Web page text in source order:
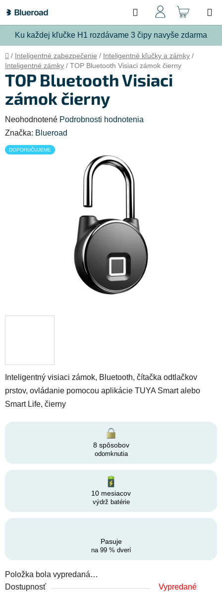
na
obsah
Ku každej kľučke H1 rozdávame 3 čipy navyše zdarma
Hľadať
Domov
/ Inteligentné zabezpečenie / Inteligentné kľučky a zámky /
Inteligentné zámky / TOP Bluetooth Visiaci zámok čierny
Inteligentný visiaci zámok, Bluetooth, čítačka odtlačkov
prstov, ovládanie pomocou aplikácie TUYA Smart alebo
Smart Life, čierny
8 spôsobov
odomknutia
10 mesiacov
výdrž batérie
Pasuje
na 99 % dverí
Položka bola vypredaná…
Dostupnosť
Vypredané
TOP Bluetooth Visiaci
zámok čierny
Priemerné
hodnotenie
produktu
Neohodnotené Podrobnosti hodnotenia
Značka: Blueroad
DOPORUČUJEME